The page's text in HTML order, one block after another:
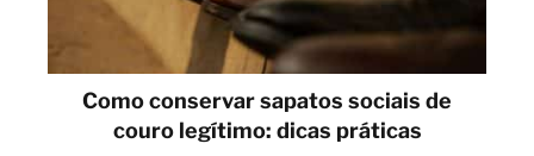
Como conservar sapatos sociais de
couro legítimo: dicas práticas